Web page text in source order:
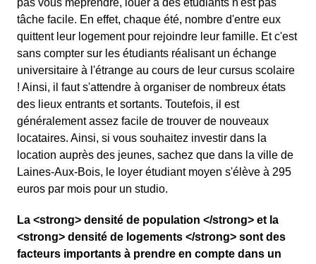
pas vous méprendre, louer à des étudiants n'est pas
tâche facile. En effet, chaque été, nombre d'entre eux
quittent leur logement pour rejoindre leur famille. Et c'est
sans compter sur les étudiants réalisant un échange
universitaire à l'étrange au cours de leur cursus scolaire
! Ainsi, il faut s'attendre à organiser de nombreux états
des lieux entrants et sortants. Toutefois, il est
généralement assez facile de trouver de nouveaux
locataires. Ainsi, si vous souhaitez investir dans la
location auprès des jeunes, sachez que dans la ville de
Laines-Aux-Bois, le loyer étudiant moyen s'élève à 295
euros par mois pour un studio.
La <strong> densité de population </strong> et la
<strong> densité de logements </strong> sont des
facteurs importants à prendre en compte dans un